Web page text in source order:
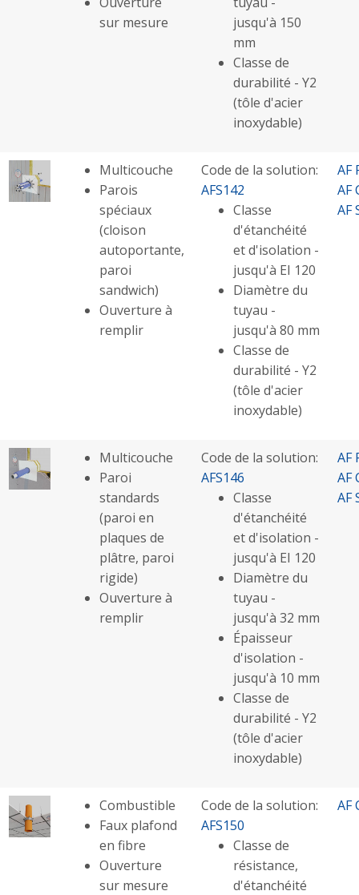
sur mesure
jusqu'à 150
mm
Classe de
durabilité - Y2
(tôle d'acier
inoxydable)
Multicouche
Parois
spéciaux
(cloison
autoportante,
paroi
sandwich)
Ouverture à
remplir
Code de la solution:
AFS142
Classe
d'étanchéité
et d'isolation -
jusqu'à EI 120
Diamètre du
tuyau -
jusqu'à 80 mm
Classe de
durabilité - Y2
(tôle d'acier
inoxydable)
AF
AF
AF
Multicouche
Paroi
standards
(paroi en
plaques de
plâtre, paroi
rigide)
Ouverture à
remplir
Code de la solution:
AFS146
Classe
d'étanchéité
et d'isolation -
jusqu'à EI 120
Diamètre du
tuyau -
jusqu'à 32 mm
Épaisseur
d'isolation -
jusqu'à 10 mm
Classe de
durabilité - Y2
(tôle d'acier
inoxydable)
AF
AF
AF
Combustible
Faux plafond
en fibre
Ouverture
sur mesure
Code de la solution:
AFS150
Classe de
résistance,
d'étanchéité
AF